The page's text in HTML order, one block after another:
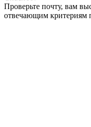
Проверьте почту, вам
отвечающим критериям